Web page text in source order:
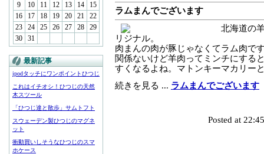
9
10 11 12 13 14
15
16
17 18 19 20 21
22
23
24 25 26 27 28
29
30
31
最新記事
ipodタッチにワンポイントひつじ
これはイチオシ！ひつじの天然
木スツール
「ひつじ達と散歩」サムトフト
スウェーデン製ひつじのマグネ
ット
衝動買いしそうなひつじのスマ
ホケース
ラムまんでございます
北海道の
リジナル。
肉まんの肉が豚じゃなくてラム肉で
関係ないけど羊肉ってミンチにする
すくなるよね。マトンキーマカリー
続きを見る ... ラムまんでございます
Posted at